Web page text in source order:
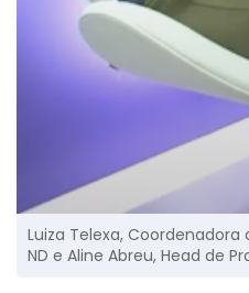
Luiza Telexa, Coordenadora
ND e Aline Abreu, Head de